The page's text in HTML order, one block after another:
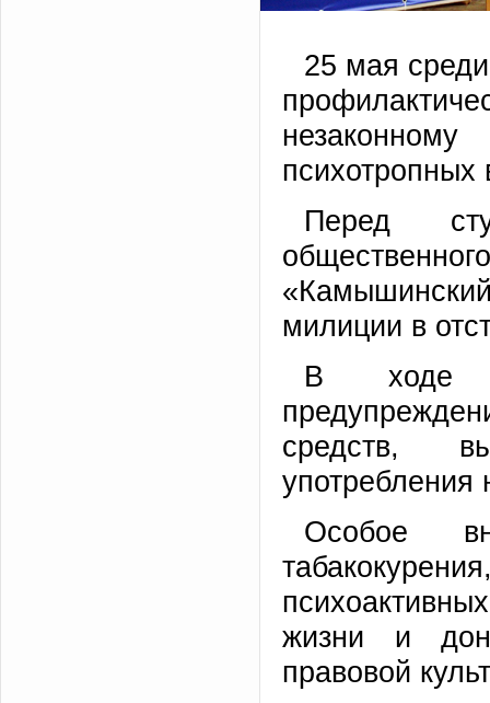
25 мая
психотропных
Перед
милиции в
В ходе
средств,
употребления
Особое
жизни и
правовой